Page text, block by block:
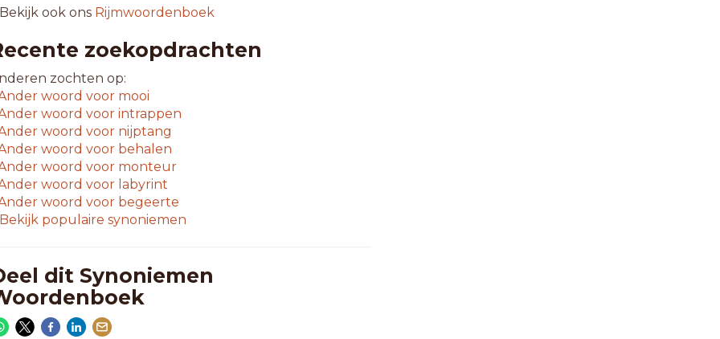
ook ons Rijmwoordenboek
zoekopdrachten
zochten op:
woord voormooi
woord voorintrappen
woord voornijptang
woord voorbehalen
woord voormonteur
woord voorlabyrint
woord voorbegeerte
Bekijk populaire synoniemen
dit Synoniemen